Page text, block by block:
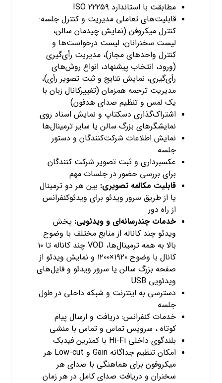
مطابقت با استاندارد ISO ۲۲۲۵۹
قابلیت‌های تعاملی مدیریت و کنترل جلسه:
کنترل میکروفن (نمایش چیدمان سالن،
لیست سخنرانان، لیست درخواست‌ها و
کنترل واحدهای مجاز)، مدیریت رأی‌گیری
(ورود، انتخاب پیشنهاد، انواع روش‌های
رأی‌گیری، نمایش نتایج و ثبت تصویر رأی)،
مدیریت ترجمه همزمان (تغییرکانال زبان با
یک لمس و تنظیم صدای هدفون)
اشتراک‌گذاری دسکتاپ و نمایش اسناد روی
نمایشگرهای بزرگ سالن یا سایر ترمینال‌ها
نمایش اطلاعات شرکت‌کنندگان و دستور
جلسه
عکسبرداری و ثبت تصویر شرکت کنندگان
برای بررسی حضور در جلسات مهم
قابلیت مکالمه تصویری: بین هر دو ترمینال
یا از طریق سرور ویدئو برای ویدئوکنفرانس
از راه دور
خدمات چندرسانه‌ای و ویدئویی: پخش
ویدئو چند کاناله از منابع مختلف با وضوح
بالا به همه ترمینال‌ها، VOD چند کاناله تا ۱۰
کانال با وضوح ۱۹۲۰×۱۲۰۰ و نمایش ویدئو از
صفحه بزرگ سالن یا سرور ویدئو و فایل‌های
ویدئویی USB
دسترسی به اینترنت و شبکه داخلی در طول
جلسه
خدمات کنفرانس: دریافت و ارسال پیام
کوتاه ، سرویس تماس و تماس با منشی
بلندگوی داخلی Hi-Fi با کمترین فیدبک
امکان تنظیم جداگانه Gain و Low-cut هر
میکروفون برای هماهنگی با صدای هر
سخنران و دریافت صدای کامل در هر زمان